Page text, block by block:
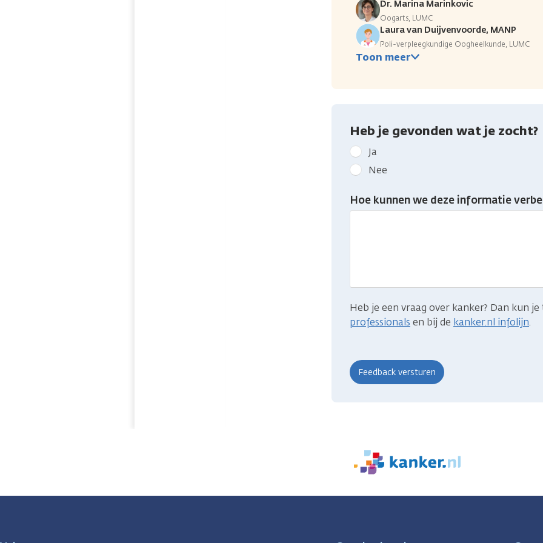
Dr. Marina Marinkovic
Oogarts, LUMC
Laura van Duijvenvoorde, MANP
Poli-verpleegkundige Oogheelkunde, LUMC
Toon meer
Heb je gevonden wat je zocht?
Geef
kanker.nl
feedback:
Heb
je
Ja
Nee
Hoe kunnen we deze informatie
Heb je een vraag over kanker? Dan kun
professionals en bij de kanker.nl infolijn.
We
er